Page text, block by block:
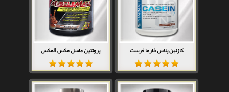
کازئین پلاس فارما فرست پروتئین ماسل مکس آلمکس